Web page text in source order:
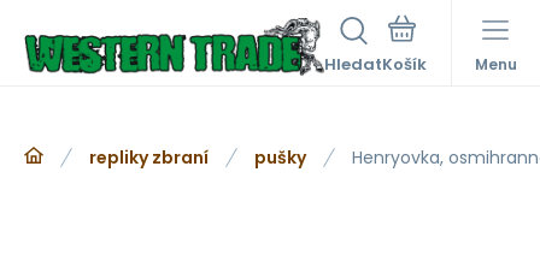
Hledat Menu
repliky zbraní pušky Henryovka,